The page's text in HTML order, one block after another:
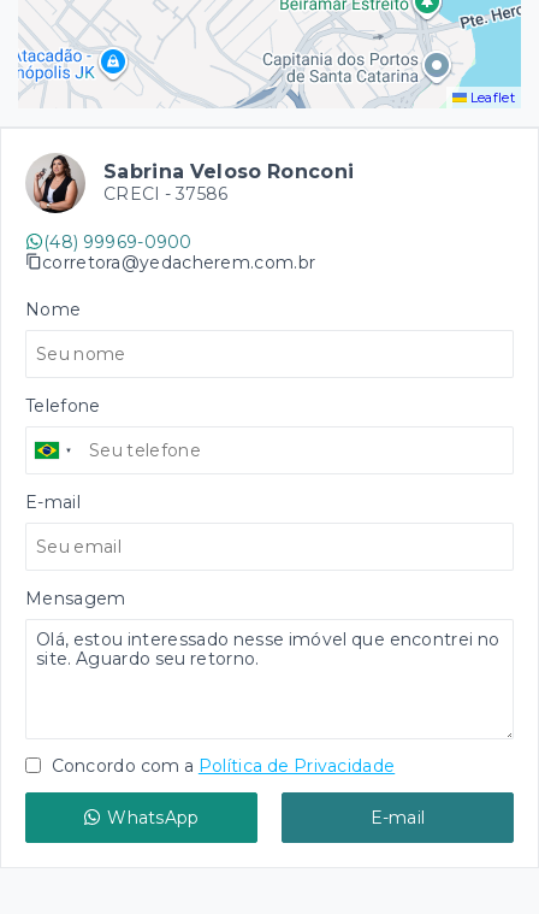
Leaflet
Sabrina Veloso Ronconi
CRECI - 37586
(48) 99969-0900
corretora@yedacherem.com.br
Nome
Telefone
E-mail
Mensagem
Concordo com a Política de Privacidade
WhatsApp E-mail